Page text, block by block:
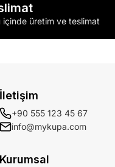
içinde üretim ve teslimat
İletişim
+90 555 123 45 67
info@mykupa.com
Kurumsal